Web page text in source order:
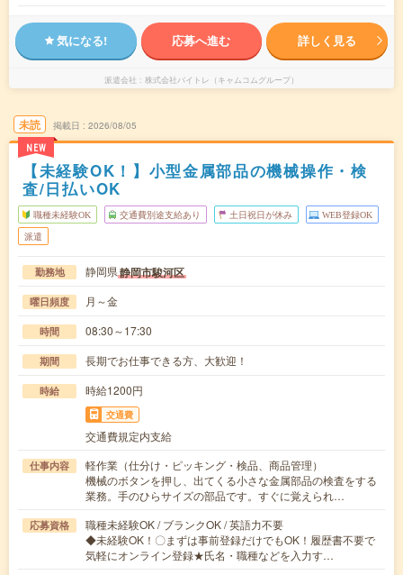
気になる! 応募へ進む 詳しく見る
派遣会社 株式会社バイトレ（キャムコムグループ）
未読
NEW
掲載日 2026/08/05
【未経験OK！】小型金属部品の機械操作・検
査/日払いOK
職種未経験OK 交通費別途支給あり 土日祝日が休み WEB登録OK
派遣
勤務地 静岡県静岡市駿河区
曜日頻度 月～金
時間 08:30～17:30
期間 長期でお仕事できる方、大歓迎！
時給 時給1200円
交通費
交通費規定内支給
仕事内容
軽作業（仕分け・ピッキング・検品、商品管理）
機械のボタンを押し、出てくる小さな金属部品の検査をする
業務。手のひらサイズの部品です。すぐに覚えられ…
応募資格
職種未経験OK / ブランクOK / 英語力不要
◆未経験OK！〇まずは事前登録だけでもOK！履歴書不要で
気軽にオンライン登録★氏名・職種などを入力す…